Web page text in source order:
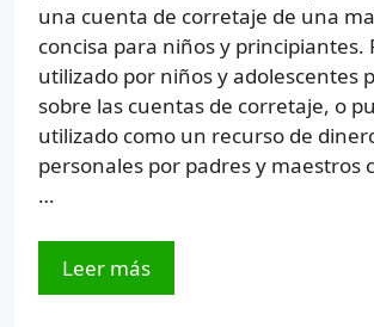
una cuenta de corretaje de una
concisa para niños y principiantes.
utilizado por niños y adolescentes
sobre las cuentas de corretaje, o
utilizado como un recurso de
personales por padres y maestros
…
Leer más